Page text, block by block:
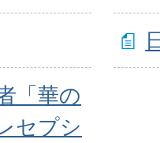
「華の
セプシ